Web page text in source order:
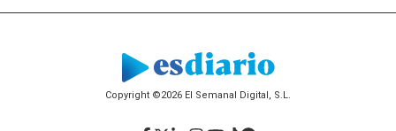
Copyright ©2026 El Semanal Digital, S.L.